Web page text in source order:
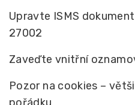
Upravte ISMS
27002
Zaveďte vnitřní
Pozor na cookies –
pořádku